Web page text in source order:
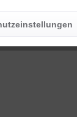
(eine Seite)